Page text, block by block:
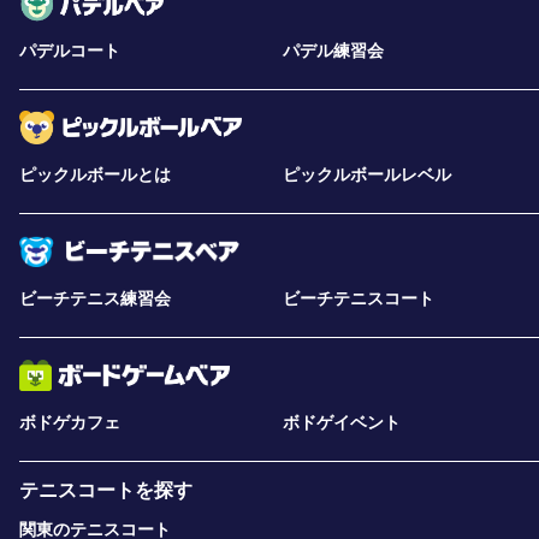
パデルコート パデル練習会
ピックルボールとは ピックルボールレベル
ビーチテニス練習会 ビーチテニスコート
ボドゲカフェ ボドゲイベント
テニスコートを探す
関東のテニスコート